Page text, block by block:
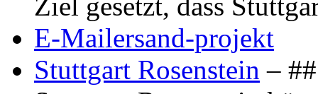
E-Mailersand-projekt
Stuttgart Rosenstein –